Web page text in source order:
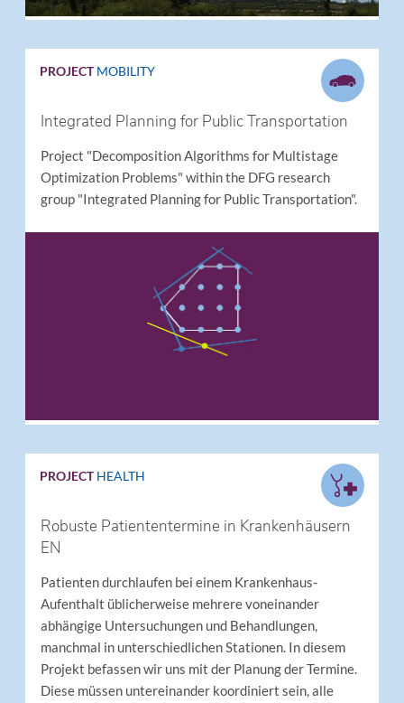
PROJECT MOBILITY
Integrated Planning for Public Transportation
Project "Decomposition Algorithms for Multistage
Optimization Problems" within the DFG research
group "Integrated Planning for Public Transportation".
PROJECT HEALTH
Robuste Patiententermine in Krankenhäusern
EN
Patienten durchlaufen bei einem Krankenhaus-
Aufenthalt üblicherweise mehrere voneinander
abhängige Untersuchungen und Behandlungen,
manchmal in unterschiedlichen Stationen. In diesem
Projekt befassen wir uns mit der Planung der Termine.
Diese müssen untereinander koordiniert sein, alle